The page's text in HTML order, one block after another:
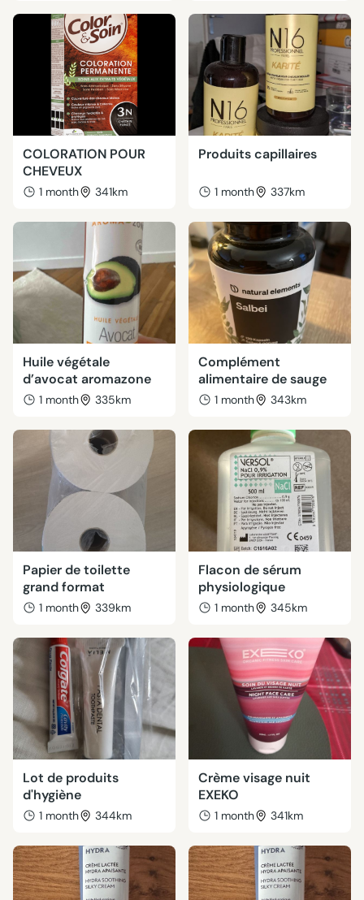
COLORATION POUR
CHEVEUX
1 month 341km
Produits capillaires
1 month 337km
Huile végétale
d’avocat aromazone
1 month 335km
Complément
alimentaire de sauge
1 month 343km
Papier de toilette
grand format
1 month 339km
Flacon de sérum
physiologique
1 month 345km
Lot de produits
d'hygiène
1 month 344km
Crème visage nuit
EXEKO
1 month 341km